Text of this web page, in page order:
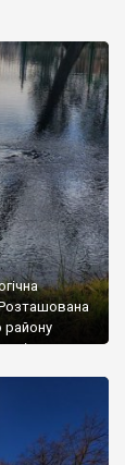
Розташована
району
згідно з
два